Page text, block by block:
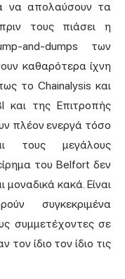
να απολαύσουν τα
τους πιάσει η
and-dumps των
καθαρότερα ίχνη
το Chainalysis και
και της Επιτροπής
πλέον ενεργά τόσο
τους μεγάλους
του Belfort δεν
μοναδικά κακά. Είναι
συγκεκριμένα
συμμετέχοντες σε
ίδιο τον ίδιο τις